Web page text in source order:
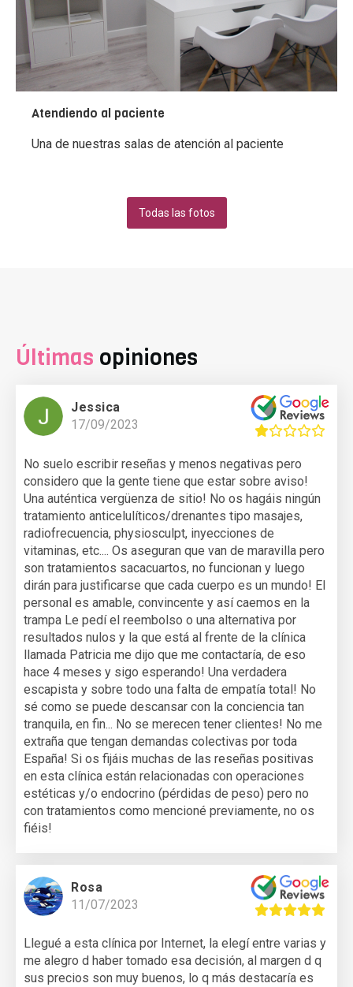
Atendiendo al paciente
Una de nuestras salas de atención al paciente
Todas las fotos
Últimas opiniones
Jessica
17/09/2023
No suelo escribir reseñas y menos negativas pero
considero que la gente tiene que estar sobre aviso!
Una auténtica vergüenza de sitio! No os hagáis ningún
tratamiento anticelulíticos/drenantes tipo masajes,
radiofrecuencia, physiosculpt, inyecciones de
vitaminas, etc.... Os aseguran que van de maravilla pero
son tratamientos sacacuartos, no funcionan y luego
dirán para justificarse que cada cuerpo es un mundo! El
personal es amable, convincente y así caemos en la
trampa Le pedí el reembolso o una alternativa por
resultados nulos y la que está al frente de la clínica
llamada Patricia me dijo que me contactaría, de eso
hace 4 meses y sigo esperando! Una verdadera
escapista y sobre todo una falta de empatía total! No
sé como se puede descansar con la conciencia tan
tranquila, en fin... No se merecen tener clientes! No me
extraña que tengan demandas colectivas por toda
España! Si os fijáis muchas de las reseñas positivas
en esta clínica están relacionadas con operaciones
estéticas y/o endocrino (pérdidas de peso) pero no
con tratamientos como mencioné previamente, no os
fiéis!
Rosa
11/07/2023
Llegué a esta clínica por Internet, la elegí entre varias y
me alegro d haber tomado esa decisión, al margen d q
sus precios son muy buenos, lo q más destacaría es